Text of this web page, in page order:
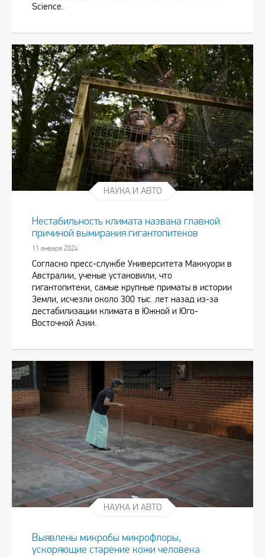
Science.
НАУКА И АВТО
Нестабильность климата названа главной
причиной вымирания гигантопитеков
11 января 2024
Согласно пресс-службе Университета Маккуори в
Австралии, ученые установили, что
гигантопитеки, самые крупные приматы в истории
Земли, исчезли около 300 тыс. лет назад из-за
дестабилизации климата в Южной и Юго-
Восточной Азии.
НАУКА И АВТО
Выявлены микробы микрофлоры,
ускоряющие старение кожи человека